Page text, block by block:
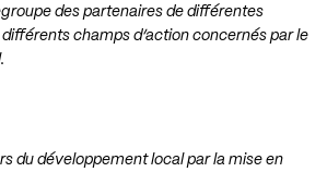
des partenaires de différentes
champs d’action concernés par le
du développement local par la mise en